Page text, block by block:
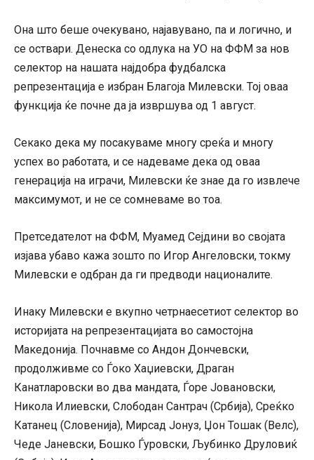
Она што беше очекувано, најавувано, па и логично, и
се оствари. Денеска со одлука на УО на ФФМ за нов
селектор на нашата најдобра фудбалска
репрезентација е избран Благоја Милевски. Тој оваа
функција ќе почне да ја извршува од 1 август.
Секако дека му посакуваме многу среќа и многу
успех во работата, и се надеваме дека од оваа
генерација на играчи, Милевски ќе знае да го извлече
максимумот, и не се сомневаме во тоа.
Претседателот на ФФМ, Муамед Сејдини во својата
изјава убаво кажа зошто по Игор Ангеловски, токму
Милевски е одбран да ги предводи националите.
Инаку Милевски е вкупно четрнаесетиот селектор во
историјата на репрезентацијата во самостојна
Македонија. Почнавме со Андон Дончевски,
продолживме со Ѓоко Хаџиевски, Драган
Канатларовски во два мандата, Ѓоре Јовановски,
Никола Илиевски, Слободан Сантрач (Србија), Среќко
Катанец (Словенија), Мирсад Јонуз, Џон Тошак (Велс),
Чеде Јаневски, Бошко Ѓуровски, Љубинко Друловиќ